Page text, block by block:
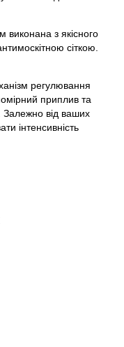
з якісного
сіткою.
регулювання
приплив та
Залежно від ваших
інтенсивність